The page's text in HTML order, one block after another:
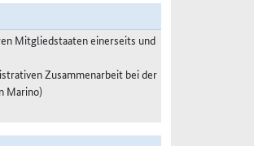
Mitgliedstaaten einerseits und
Zusammenarbeit bei der
Marino)